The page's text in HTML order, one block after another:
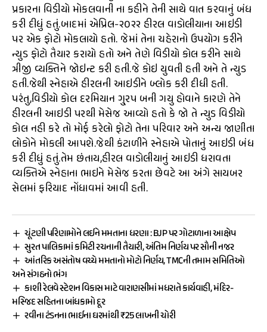
પ્રકારના વિડીયો મોકલવાની ના કહીને તેની સાથે વાત કરવાનું બંધ
કરી દીધું હતું.બાદમાં એપ્રિલ-૨૦૨૨ હીરલ વાડોલીયાના આઇડી
પર એક ફોટો મોકલાયો હતો. જેમાં તેના ચહેરાનો ઉપયોગ કરીને
ન્યુડ ફોટો તૈયાર કરાયો હતો અને તેણે વિડીયો કોલ કરીને સાથે
ત્રીજી વ્યક્તિને જોઇન્ટ કરી હતી.જે કોઇ યુવતી હતી અને તે ન્યુડ
હતી.જેથી સ્નેહાએ હીરલની આઇડીને બ્લોક કરી દીધી હતી.
પરંતુ,વિડીયો કોલ દરમિયાન ગુ્રપ બની ગયુ હોવાને કારણે તેને
હીરલની આઇડી પરથી મેસેજ આવ્યો હતો કે જો તે ન્યુડ વિડીયો
કોલ નહી કરે તો મોર્ફ કરેલો ફોટો તેના પરિવાર અને અન્ય જાણીતા
લોકોને મોકલી આપશે.જેથી કંટાળીને સ્નેહાએ પોતાનું આઇડી બંધ
કરી દીધું હતું.તેમ છંતાય,હીરલ વાડોલીયાનું આઇડી ધરાવતા
વ્યક્તિએ સ્નેહાના ભાઇને મેસેજ કરતા છેવટે આ અંગે સાયબર
સેલમાં ફરિયાદ નોંધાવમાં આવી હતી.
ચૂંટણી પરિણામોને લઈને મમતાના ધરણા : BJP પર ગોટાળાના આક્ષેપ
સુરત પાલિકામાં કમિટી રચનાની તૈયારી, અંતિમ નિર્ણય પર સૌની નજર
આંતરિક અસંતોષ વચ્ચે મમતાનો મોટો નિર્ણય, TMCની તમામ સમિતિઓ
અને સંગઠનો ભંગ
કાશી રેલવે સ્ટેશન વિકાસ માટે વારાણસીમાં મધરાતે કાર્યવાહી, મંદિર-
મસ્જિદ સહિતના બાંધકામો દૂર
રવીના ટંડનના ભાઈના ઘરમાંથી ₹25 લાખની ચોરી